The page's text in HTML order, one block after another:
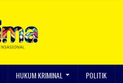
HUKUM KRIMINAL POLITIK